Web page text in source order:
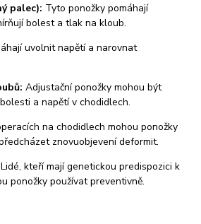
palec): Tyto ponožky pomáhají
bolest a tlak na kloub.
uvolnit napětí a narovnat
Adjustační ponožky mohou být
a napětí v chodidlech.
na chodidlech mohou ponožky
znovuobjevení deformit.
Lidé, kteří mají genetickou predispozici k
ponožky používat preventivně.